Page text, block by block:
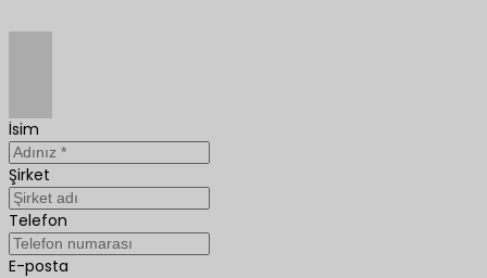
İsim
Şirket
Telefon
E-posta